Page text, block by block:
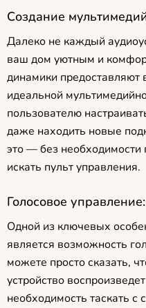
Создание
Далеко не каждый
ваш дом уютным и
динамики предоставляют
идеальной
пользователю
даже находить новые
это — без необходимости
искать пульт управления.
Голосовое
Одной из ключевых
является возможность
можете просто сказать,
устройство
необходимость таскать с